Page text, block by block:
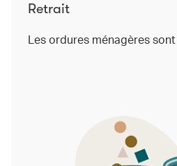
Retrait
Les ordures ménagères